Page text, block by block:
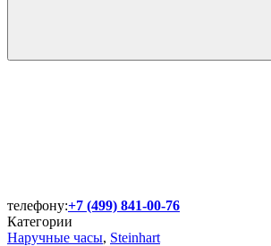
телефону:+7 (499) 841-00-76
Категории
Наручные часы, Steinhart